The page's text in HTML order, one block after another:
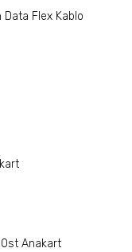
Data Flex Kablo
Anakart